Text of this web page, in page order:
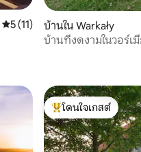
คะแนนเฉลี่ย 5 จาก 5, 11 รีวิว
5 (11)
บ้านใน Warkały
บ้านที่งดงามในวอร์เ
โดนใจเกสต์ที่สุด
โดนใจเกสต์